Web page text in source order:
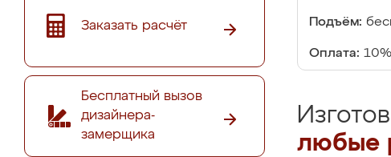
Заказать расчёт
Бесплатный вызов
дизайнера-
замерщика
Подъём:
Оплата:
любые